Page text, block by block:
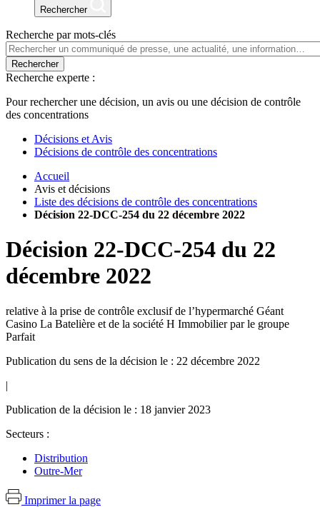
Rechercher
Recherche par mots-clés
Rechercher
Recherche experte :
Pour rechercher une décision, un avis ou une décision de contrôle
des concentrations
Décisions et Avis
Décisions de contrôle des concentrations
Accueil
Avis et décisions
Liste des décisions de contrôle des concentrations
Décision 22-DCC-254 du 22 décembre 2022
Décision 22-DCC-254 du 22
décembre 2022
relative à la prise de contrôle exclusif de l’hypermarché Géant
Casino La Batelière et de la société H Immobilier par le groupe
Parfait
Publication du sens de la décision le : 22 décembre 2022
|
Publication de la décision le : 18 janvier 2023
Secteurs :
Distribution
Outre-Mer
Imprimer la page